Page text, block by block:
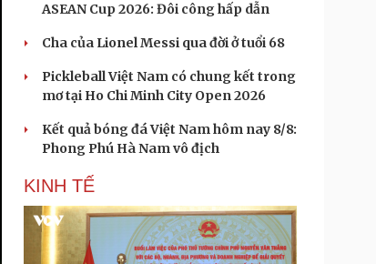
ASEAN Cup 2026: Đôi công hấp dẫn
Cha của Lionel Messi qua đời ở tuổi 68
Pickleball Việt Nam có chung kết trong
mơ tại Ho Chi Minh City Open 2026
Kết quả bóng đá Việt Nam hôm nay 8/8:
Phong Phú Hà Nam vô địch
KINH TẾ